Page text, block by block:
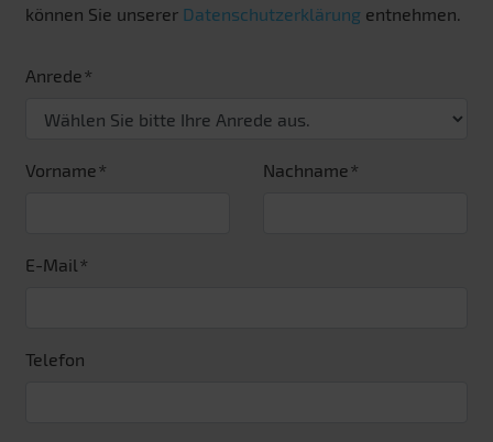
können Sie unserer Datenschutzerklärung entnehmen.
Anrede
Vorname Nachname
E-Mail
Telefon